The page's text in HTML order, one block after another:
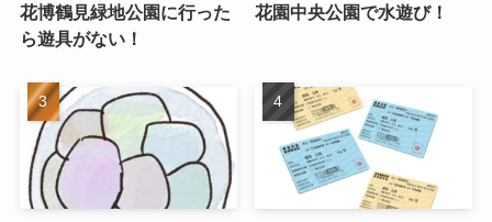
花博鶴見緑地公園に行った
ら遊具がない！
花園中央公園で水遊び！